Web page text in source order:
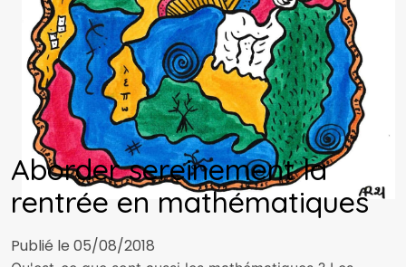
Aborder sereinement la
rentrée en mathématiques
Publié le 05/08/2018